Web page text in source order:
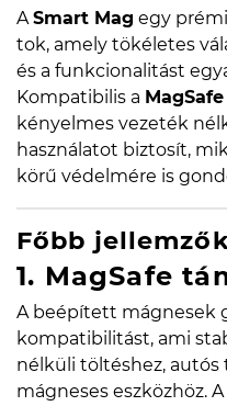
ASmart Mag egy
tok, amely tökéletes
és a funkcionalitást
Kompatibilis a
kényelmes vezeték
használatot biztosít,
körű védelmére is
Főbb
1. MagSafe
A beépített mágnesek
kompatibilitást, ami
nélküli töltéshez, autós
mágneses eszközhöz.